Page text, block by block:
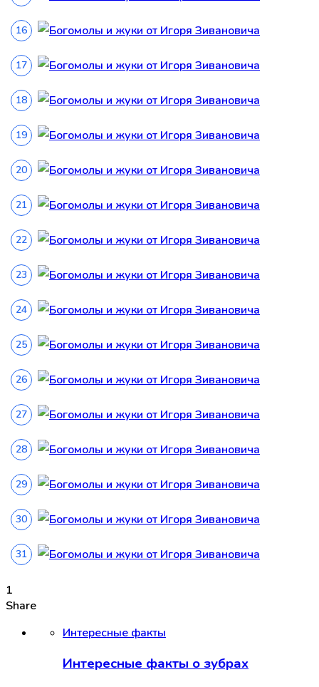
1
Share
Интересные факты
Интересные факты о зубрах